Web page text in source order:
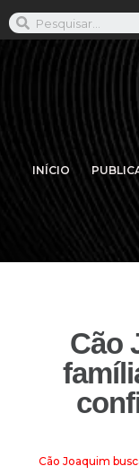
INÍCIO
Cão
Cão Joaquim